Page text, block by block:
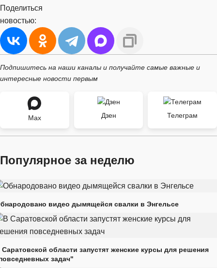
Поделиться
новостью:
Подпишитесь на наши каналы и получайте самые важные и
интересные новости первым
Max Дзен Телеграм
Популярное за неделю
видео дымящейся свалки в Энгельсе
Саратовской области запустят женские курсы для решения
задач"